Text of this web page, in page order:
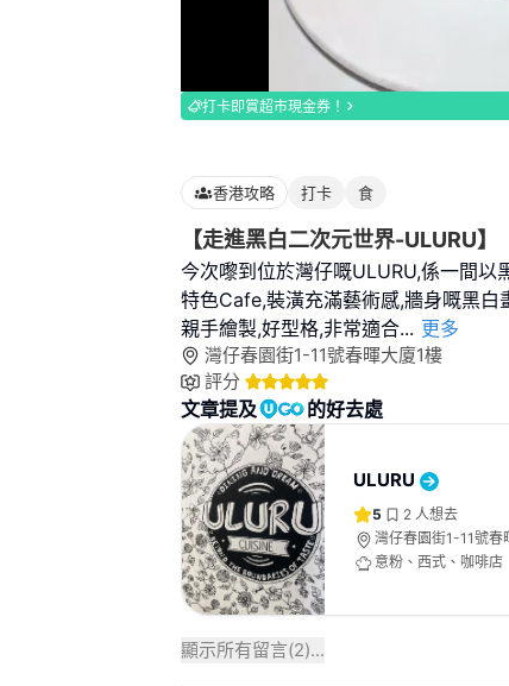
100.00%
打卡即賞超市現金券！
香港攻略 打卡 食
【走進黑白二次元世界-ULURU】
今次嚟到位於灣仔嘅ULURU,係一間以
特色Cafe,裝潢充滿藝術感,牆身嘅黑白
親手繪製,好型格,非常適合... 更多
灣仔春園街1-11號春暉大廈1樓
評分
文章提及 的好去處
ULURU
5 2 人想去
灣仔春園街1-11號春
意粉、西式、咖啡店
顯示所有留言(2)...